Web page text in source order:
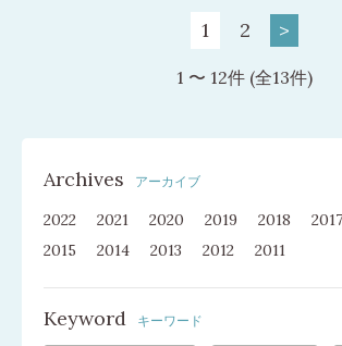
1 2 >
1 〜 12件 (全13件)
Archives アーカイブ
2022 2021 2020 2019 2018 2017
2015
2014 2013 2012 2011
Keyword キーワード